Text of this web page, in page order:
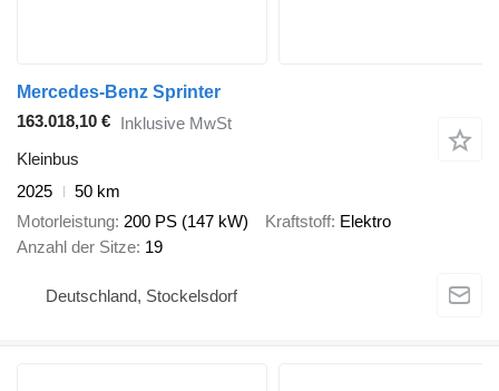
Mercedes-Benz Sprinter
163.018,10 € Inklusive MwSt
Kleinbus
2025
50 km
Motorleistung 200 PS (147 kW) Kraftstoff Elektro
Anzahl der Sitze 19
Deutschland, Stockelsdorf